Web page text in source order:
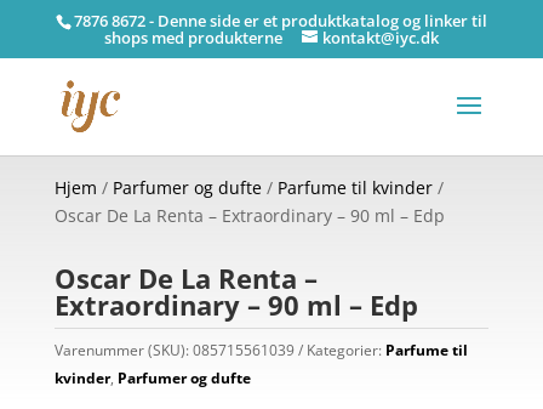
7876 8672 - Denne side er et produktkatalog og linker til
shops med produkterne kontakt@iyc.dk
Hjem / Parfumer og dufte/ Parfume til kvinder/
Oscar De La Renta – Extraordinary – 90 ml – Edp
Oscar De La Renta –
Extraordinary – 90 ml – Edp
Varenummer (SKU):085715561039 Kategorier: Parfume til
kvinder, Parfumer og dufte